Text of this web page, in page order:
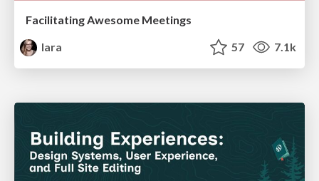
Facilitating Awesome Meetings
lara
57 7.1k